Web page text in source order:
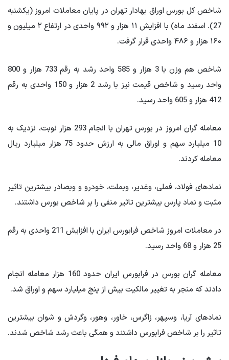
شاخص کل بورس اوراق بهادار تهران در پایان معاملات امروز (یکشنبه
27). اسفند ماه) با افزایش ۱۱ هزار و ۹۹۲ واحدی در ارتفاع ۲ میلیون و
۱۶۰ هزار و ۴۸۶ واحدی قرار گرفت.
شاخص هم وزن با 3 هزار و 585 واحد رشد به رقم 733 هزار و 800
واحد رسید و شاخص قیمت نیز با رشد 2 هزار و 150 واحدی به رقم
412 هزار و 605 واحد رسید.
معامله گران امروز در بورس تهران با انجام 293 هزار نوبت، نزدیک به
10 میلیارد سهم و اوراق مالی به ارزش حدود 75 هزار میلیارد ریال
معامله کردند.
نمادهای فولاد، فملی، وغدیر، وبملت، خودرو و وبصادر بیشترین تاثیر
مثبت و نماد پارس بیشترین تاثیر منفی را بر شاخص بورس داشتند.
در معاملات امروز شاخص فرابورس ایران با افزایش 211 واحدی به رقم
25 هزار و 68 واحد رسید.
معامله گران بورس در فرابورس ایران حدود 160 هزار معامله انجام
دادند که منجر به تغییر مالکیت بیش از پنج میلیارد سهم و اوراق شد.
نمادهای آریا، وسپهر، زاگرس، خاور، وهور، وگردش و شوان بیشترین
تاثیر را بر شاخص فرابورس داشتند و همگی باعث رشد شاخص شدند.